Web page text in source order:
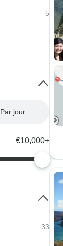
5
Par jour
€10,000+
33